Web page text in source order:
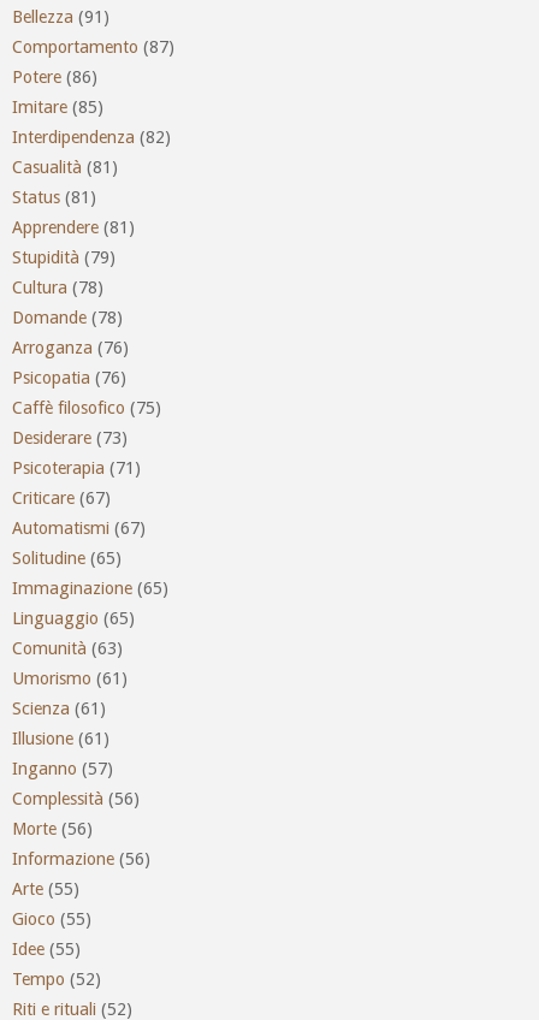
Bellezza (91)
Comportamento (87)
Potere (86)
Imitare (85)
Interdipendenza (82)
Casualità (81)
Status (81)
Apprendere (81)
Stupidità (79)
Cultura (78)
Domande (78)
Arroganza (76)
Psicopatia (76)
Caffè filosofico (75)
Desiderare (73)
Psicoterapia (71)
Criticare (67)
Automatismi (67)
Solitudine (65)
Immaginazione (65)
Linguaggio (65)
Comunità (63)
Umorismo (61)
Scienza (61)
Illusione (61)
Inganno (57)
Complessità (56)
Morte (56)
Informazione (56)
Arte (55)
Gioco (55)
Idee (55)
Tempo (52)
Riti e rituali (52)